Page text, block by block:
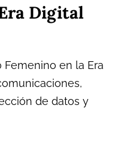
Digital
Femenino en la Era
de datos y